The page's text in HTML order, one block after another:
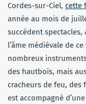
Cordes-sur-Ciel, cette
année au mois de
succèdent
l’âme médiévale de
nombreux
des hautbois, mais
cracheurs de feu,
est accompagné